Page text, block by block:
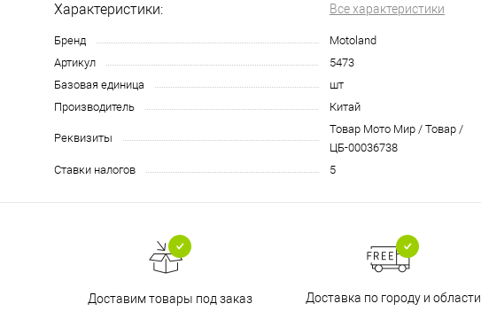
Характеристики: Все характеристики
Бренд
Motoland
Артикул
5473
Базовая единица
шт
Производитель
Китай
Реквизиты
Товар Мото Мир / Товар /
ЦБ-00036738
Ставки налогов
5
Доставим товары под заказ Доставка по городу и области